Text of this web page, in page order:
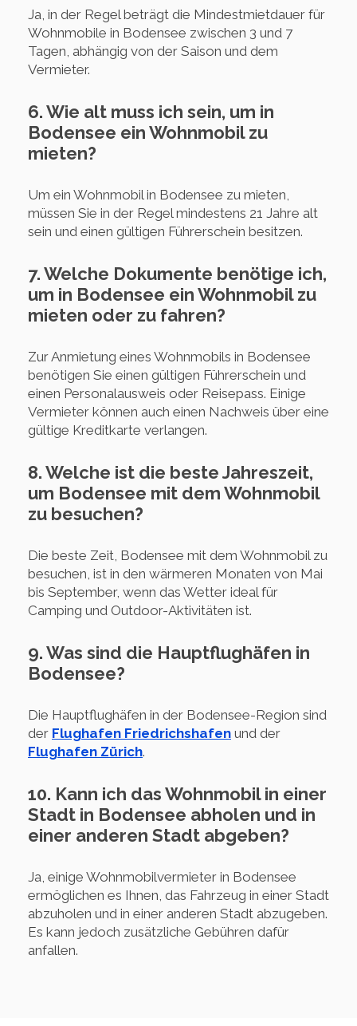
Ja, in der Regel beträgt die Mindestmietdauer für
Wohnmobile in Bodensee zwischen 3 und 7
Tagen, abhängig von der Saison und dem
Vermieter.
6. Wie alt muss ich sein, um in
Bodensee ein Wohnmobil zu
mieten?
Um ein Wohnmobil in Bodensee zu mieten,
müssen Sie in der Regel mindestens 21 Jahre alt
sein und einen gültigen Führerschein besitzen.
7. Welche Dokumente benötige ich,
um in Bodensee ein Wohnmobil zu
mieten oder zu fahren?
Zur Anmietung eines Wohnmobils in Bodensee
benötigen Sie einen gültigen Führerschein und
einen Personalausweis oder Reisepass. Einige
Vermieter können auch einen Nachweis über eine
gültige Kreditkarte verlangen.
8. Welche ist die beste Jahreszeit,
um Bodensee mit dem Wohnmobil
zu besuchen?
Die beste Zeit, Bodensee mit dem Wohnmobil zu
besuchen, ist in den wärmeren Monaten von Mai
bis September, wenn das Wetter ideal für
Camping und Outdoor-Aktivitäten ist.
9. Was sind die Hauptflughäfen in
Bodensee?
Die Hauptflughäfen in der Bodensee-Region sind
der Flughafen Friedrichshafen und der
Flughafen Zürich.
10. Kann ich das Wohnmobil in einer
Stadt in Bodensee abholen und in
einer anderen Stadt abgeben?
Ja, einige Wohnmobilvermieter in Bodensee
ermöglichen es Ihnen, das Fahrzeug in einer Stadt
abzuholen und in einer anderen Stadt abzugeben.
Es kann jedoch zusätzliche Gebühren dafür
anfallen.